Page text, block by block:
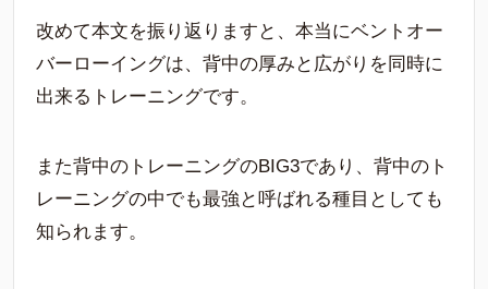
改めて本文を振り返りますと、本当にベントオー
バーローイングは、背中の厚みと広がりを同時に
出来るトレーニングです。
また背中のトレーニングのBIG3であり、背中のト
レーニングの中でも最強と呼ばれる種目としても
知られます。